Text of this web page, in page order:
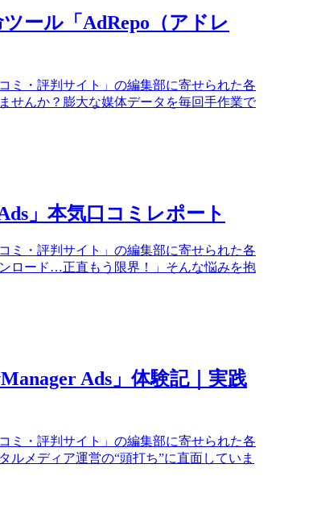
ール「AdRepo（アドレ
ミ・評判サイト」の編集部に寄せられた各
せんか？膨大な媒体データを毎回手作業で
」本気口コミレポート
ミ・評判サイト」の編集部に寄せられた各
ロード…正直もう限界！」そんな悩みを抱
Ads」体験記｜実践
ミ・評判サイト」の編集部に寄せられた各
メディア運営の“頭打ち”に直面していま